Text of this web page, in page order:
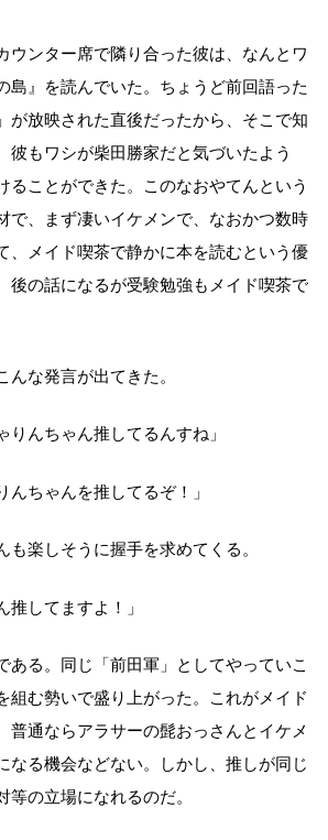
ンター席で隣り合った彼は、なんとワ
島』を読んでいた。ちょうど前回語った
が放映された直後だったから、そこで知
彼もワシが柴田勝家だと気づいたよう
ることができた。このなおやてんという
で、まず凄いイケメンで、なおかつ数時
、メイド喫茶で静かに本を読むという優
後の話になるが受験勉強もメイド喫茶で
な発言が出てきた。
りんちゃん推してるんすね」
んちゃんを推してるぞ！」
楽しそうに握手を求めてくる。
推してますよ！」
る。同じ「前田軍」としてやっていこ
組む勢いで盛り上がった。これがメイド
普通ならアラサーの髭おっさんとイケメ
なる機会などない。しかし、推しが同じ
の立場になれるのだ。